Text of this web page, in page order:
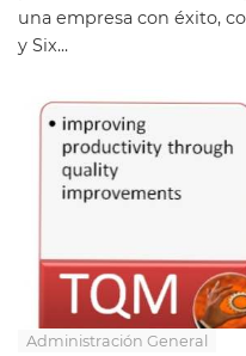
una empresa con éxito,
y Six...
Administración General